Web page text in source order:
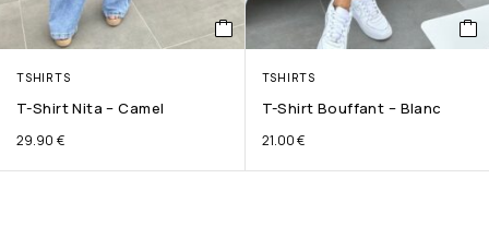
TSHIRTS
T-Shirt Nita – Camel
29.90 €
TSHIRTS
T-Shirt Bouffant – Blanc
21.00€